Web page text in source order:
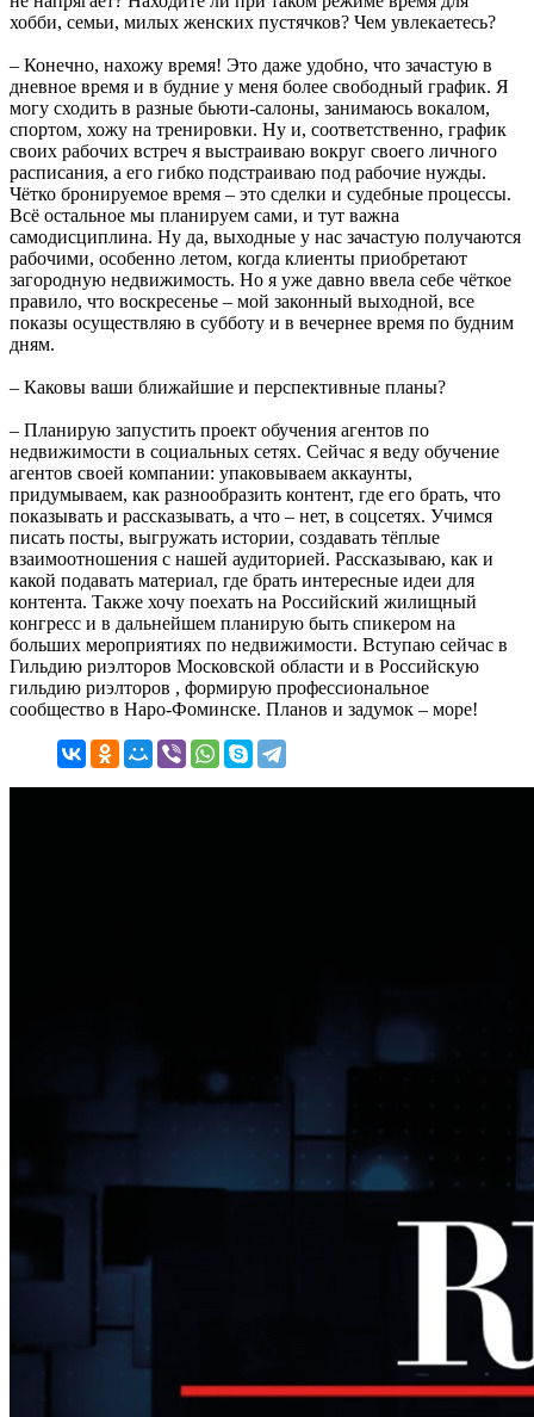
хобби, семьи, милых женских пустячков? Чем увлекаетесь?
– Конечно, нахожу время! Это даже удобно, что зачастую в
дневное время и в будние у меня более свободный график. Я
могу сходить в разные бьюти-салоны, занимаюсь вокалом,
спортом, хожу на тренировки. Ну и, соответственно, график
своих рабочих встреч я выстраиваю вокруг своего личного
расписания, а его гибко подстраиваю под рабочие нужды.
Чётко бронируемое время – это сделки и судебные процессы.
Всё остальное мы планируем сами, и тут важна
самодисциплина. Ну да, выходные у нас зачастую получаются
рабочими, особенно летом, когда клиенты приобретают
загородную недвижимость. Но я уже давно ввела себе чёткое
правило, что воскресенье – мой законный выходной, все
показы осуществляю в субботу и в вечернее время по будним
дням.
– Каковы ваши ближайшие и перспективные планы?
– Планирую запустить проект обучения агентов по
недвижимости в социальных сетях. Сейчас я веду обучение
агентов своей компании: упаковываем аккаунты,
придумываем, как разнообразить контент, где его брать, что
показывать и рассказывать, а что – нет, в соцсетях. Учимся
писать посты, выгружать истории, создавать тёплые
взаимоотношения с нашей аудиторией. Рассказываю, как и
какой подавать материал, где брать интересные идеи для
контента. Также хочу поехать на Российский жилищный
конгресс и в дальнейшем планирую быть спикером на
больших мероприятиях по недвижимости. Вступаю сейчас в
Гильдию риэлторов Московской области и в Российскую
гильдию риэлторов , формирую профессиональное
сообщество в Наро-Фоминске. Планов и задумок – море!